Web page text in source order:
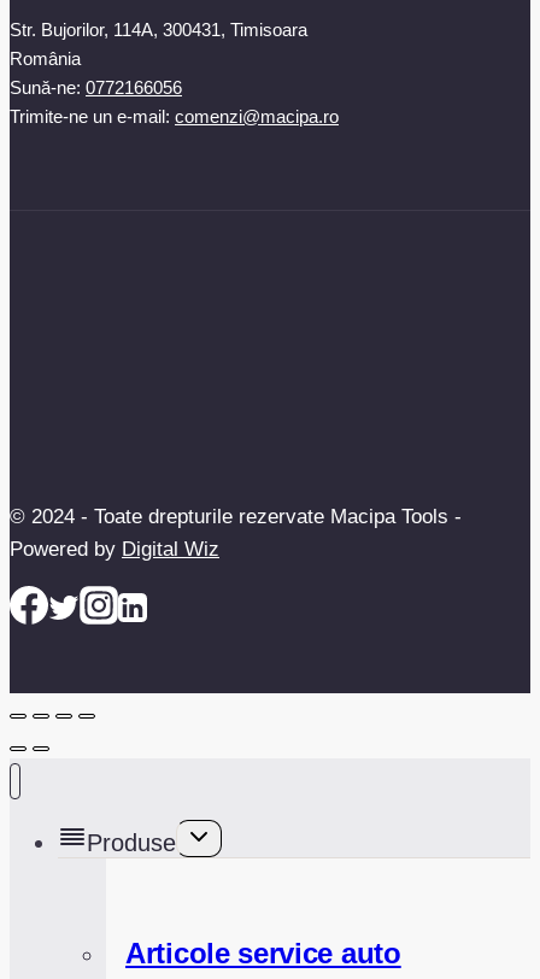
Str. Bujorilor, 114A, 300431, Timisoara
România
Sună-ne: 0772166056
Trimite-ne un e-mail: comenzi@macipa.ro
© 2024 - Toate drepturile rezervate Macipa Tools -
Powered by Digital Wiz
Produse
Toggle
Articole service auto